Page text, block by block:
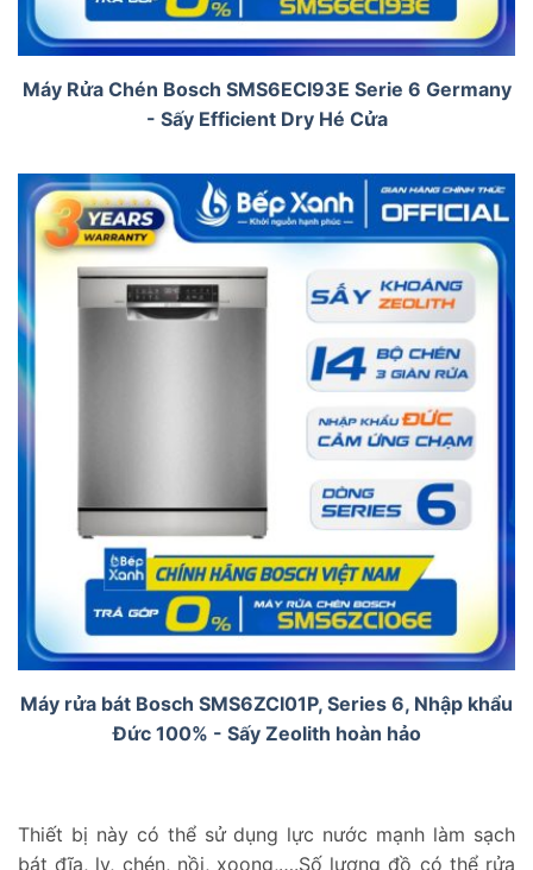
Máy Rửa Chén Bosch SMS6ECI93E Serie 6 Germany
- Sấy Efficient Dry Hé Cửa
Máy rửa bát Bosch SMS6ZCI01P, Series 6, Nhập khẩu
Đức 100% - Sấy Zeolith hoàn hảo
Thiết bị này có thể sử dụng lực nước mạnh làm sạch
bát đĩa, ly, chén, nồi, xoong,….Số lượng đồ có thể rửa